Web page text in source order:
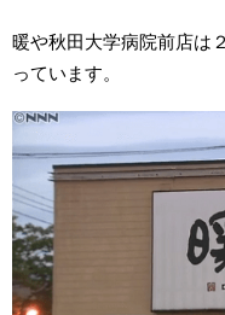
暖や秋田大学病院前店は
っています。